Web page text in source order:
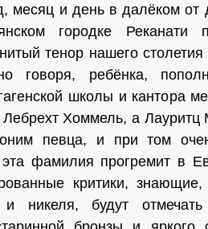
месяц и день в далёком от
городке
тенор нашего
говоря, ребёнка,
школы и кантора
Хоммель, а Лауритц
певца, и при том
эта фамилия прогремит в
критики,
ни­келя, будут